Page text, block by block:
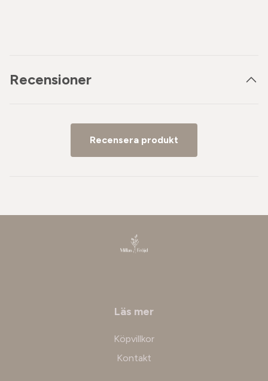
Recensioner
Recensera produkt
Läs mer
Köpvillkor
Kontakt